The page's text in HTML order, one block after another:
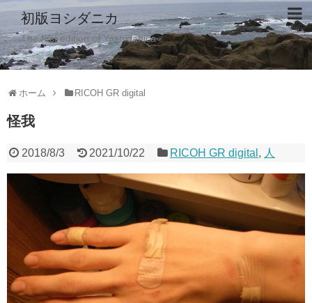
初版ヨシダニカ
The first edition of Yoshidanica
ホーム RICOH GR digital
怪我
2018/8/3 2021/10/22 RICOH GR digital , 人